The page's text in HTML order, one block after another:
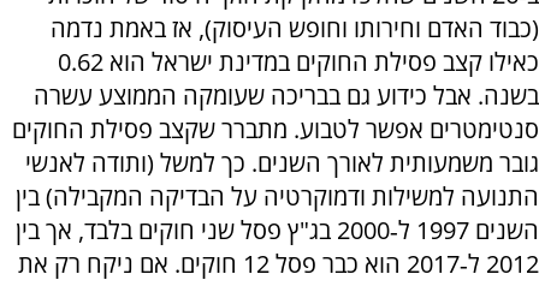
(כבוד האדם וחירותו וחופש העיסוק), אז באמת נדמה
כאילו קצב פסילת החוקים במדינת ישראל הוא 0.62
בשנה. אבל כידוע גם בבריכה שעומקה הממוצע עשרה
סנטימטרים אפשר לטבוע. מתברר שקצב פסילת החוקים
גובר משמעותית לאורך השנים. כך למשל (ותודה לאנשי
התנועה למשילות ודמוקרטיה על הבדיקה המקבילה) בין
השנים 1997 ל‑2000 בג"ץ פסל שני חוקים בלבד, אך בין
2012 ל‑2017 הוא כבר פסל 12 חוקים. אם ניקח רק את